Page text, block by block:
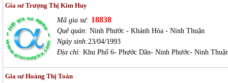
Gia sư Trượng Thị Kim Huy
Mã gia sư: 18838
Quê quán: Ninh Phước - Khánh Hòa - Ninh Thuận
Ngày sinh:23/04/1993
Địa chỉ: Khu Phố 6- Phước Dân- Ninh Phước- Ninh
Gia sư Hoàng Thị Toàn